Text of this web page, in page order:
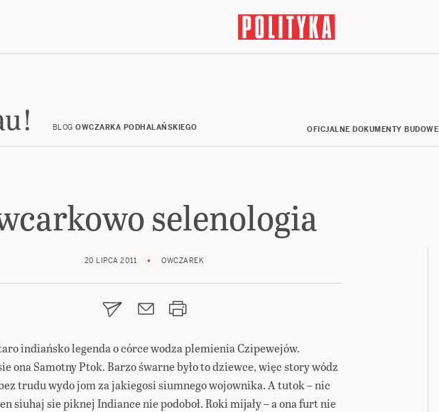
BLOG OWCZARKA PODHALAŃSKIEGO OFICJALNE DOKUMENTY BUDOWE
selenologia
20 LIPCA 2011 OWCZAREK
indiańsko legenda o córce wodza plemienia Czipewejów.
ona Samotny Ptok. Barzo śwarne było to dziewce, więc story wódz
trudu wydo jom za jakiegosi siumnego wojownika. A tutok – nic
siuhaj sie piknej Indiance nie podoboł. Roki mijały – a ona furt nie